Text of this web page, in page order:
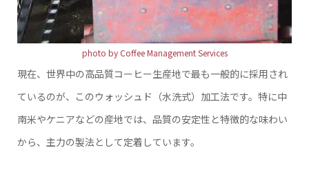
photo by Coffee Management Services
現在、世界中の高品質コーヒー生産地で最も一般的に採用され
ているのが、このウォッシュド（水洗式）加工法です。特に中
南米やケニアなどの産地では、品質の安定性と特徴的な味わい
から、主力の製法として定着しています。